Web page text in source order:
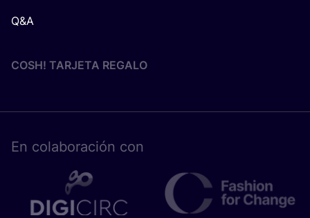
Q&A
COSH! TARJETA REGALO
En cola­bo­ra­ción con